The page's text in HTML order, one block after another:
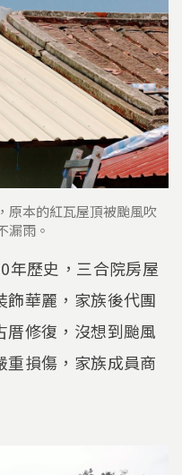
原本的紅瓦屋頂被颱風吹
漏雨。
年歷史，三合院房屋
飾華麗，家族後代團
修復，沒想到颱風
重損傷，家族成員商